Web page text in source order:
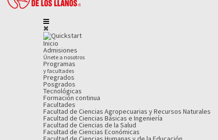
Inicio
Admisiones
Únete a nosotros
Programas
y facultades
Pregrados
Posgrados
Tecnológicas
Formación continua
Facultades
Facultad de Ciencias Agropecuarias y Recursos Naturales
Facultad de Ciencias Básicas e Ingeniería
Facultad de Ciencias de la Salud
Facultad de Ciencias Económicas